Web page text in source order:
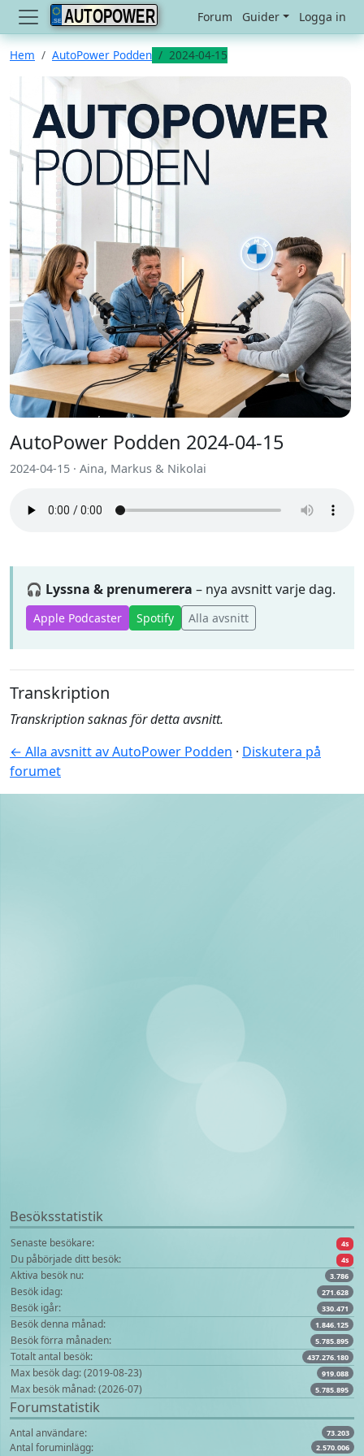
AUTOPOWER Forum Guider Logga in
Hem AutoPower Podden 2024-04-15
AutoPower Podden 2024-04-15
2024-04-15 · Aina, Markus & Nikolai
🎧 Lyssna & prenumerera – nya avsnitt varje dag.
Apple Podcaster Spotify Alla avsnitt
Transkription
Transkription saknas för detta avsnitt.
← Alla avsnitt av AutoPower Podden · Diskutera på
forumet
Besöksstatistik
Senaste besökare: 4s
Du påbörjade ditt besök: 4s
Aktiva besök nu: 3.786
Besök idag: 271.628
Besök igår: 330.471
Besök denna månad: 1.846.125
Besök förra månaden: 5.785.895
Totalt antal besök: 437.276.180
Max besök dag: (2019-08-23) 919.088
Max besök månad: (2026-07) 5.785.895
Forumstatistik
Antal användare: 73.203
Antal foruminlägg: 2.570.006